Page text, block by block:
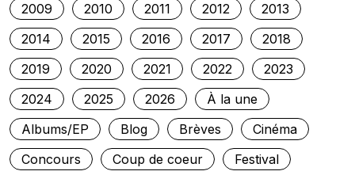
2009 2010 2011 2012
2013
2014
2015 2016 2017
2018
2019
2020 2021 2022
2023
2024
2025 2026
À la une
Albums/EP
Blog Brèves
Cinéma
Concours
Coup de coeur
Festival